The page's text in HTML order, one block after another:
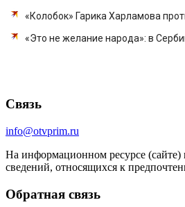
«Колобок» Гарика Харламова
«Это не желание народа»: в
Связь
info@otvprim.ru
На информационном ресурсе (сайте)
сведений, относящихся к
Обратная связь